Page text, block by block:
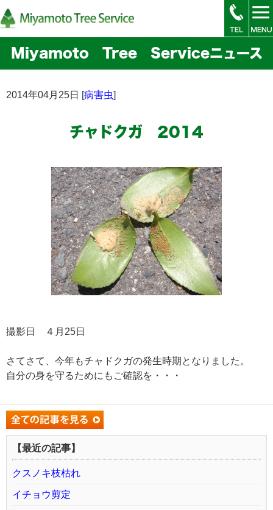
Miyamoto Tree Serviceニュース
2014年04月25日 [病害虫]
チャドクガ 2014
撮影日 ４月25日
さてさて、今年もチャドクガの発生時期となりました。
自分の身を守るためにもご確認を・・・
【最近の記事】
クスノキ枝枯れ
イチョウ剪定